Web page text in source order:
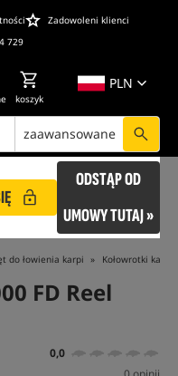
Zadowoleni klienci
729
PLN
koszyk
zaawansowane
ODSTĄP OD
UMOWY TUTAJ »
do łowienia karpi Kołowrotki
FD Reel
0,0